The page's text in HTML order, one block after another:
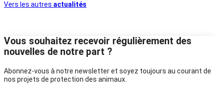
Vers les autres actualités
Vous souhaitez recevoir régulièrement des
nouvelles de notre part ?
Abonnez-vous à notre newsletter et soyez toujours au courant de
nos projets de protection des animaux.